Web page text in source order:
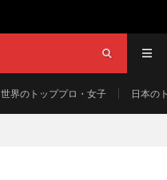
世界のトッププロ・女子 日本の